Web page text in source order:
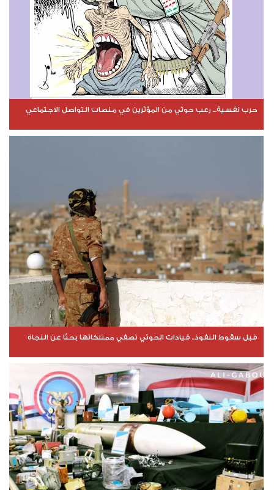
حرب نفسية... رعب حوثي من المؤثرين في منصات التواصل الاجتماعي
قبل سقوط النفوذ.. قيادات الحوثي تصفي ممتلكاتها بحثًا عن النجاة